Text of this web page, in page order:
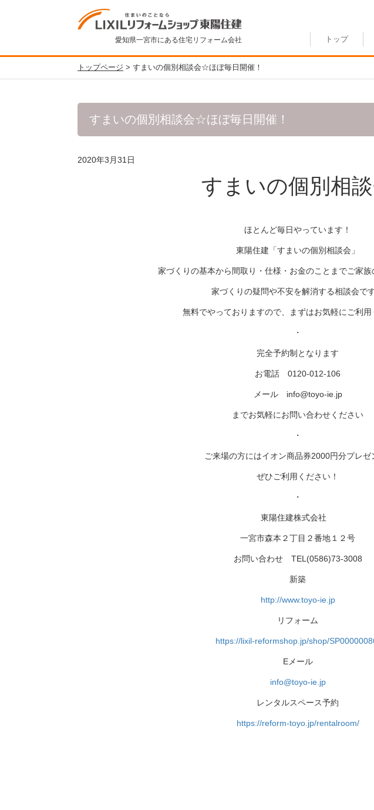
愛知県一宮市にある住宅リフォーム会社 トップ
トップページ > すまいの個別相談会☆ほぼ毎日開催！
すまいの個別相談会☆ほぼ毎日開催！
2020年3月31日
すまいの個別相
ほとんど毎日やっています！
東陽住建「すまいの個別相談会」
家づくりの基本から間取り・仕様・お金のことまでご家
家づくりの疑問や不安を解消する相談会です
無料でやっておりますので、まずはお気軽にご利用
・
完全予約制となります
お電話 0120-012-106
メール info@toyo-ie.jp
までお気軽にお問い合わせください
・
ご来場の方にはイオン商品券2000円分プレゼ
ぜひご利用ください！
・
東陽住建株式会社
一宮市森本２丁目２番地１２号
お問い合わせ TEL(0586)73-3008
新築
http://www.toyo-ie.jp
リフォーム
https://lixil-reformshop.jp/shop/
Eメール
info@toyo-ie.jp
レンタルスペース予約
https://reform-toyo.jp/rentalroom/